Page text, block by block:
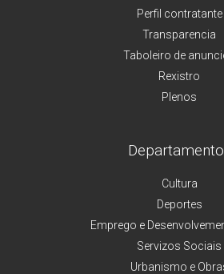
Perfil contratante
Transparencia
Taboleiro de
Rexistro
Plenos
Cultura
Deportes
Emprego e
Servizos Sociais
Urbanismo e